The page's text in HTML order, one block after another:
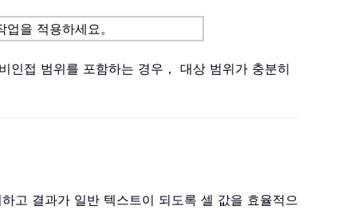
을 적용하세요。
인접 범위를 포함하는 경우， 대상 범위가 충분히
고 결과가 일반 텍스트이 되도록 셀 값을 효율적으